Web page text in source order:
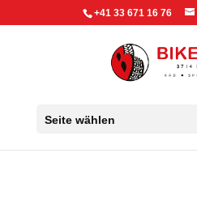
+41 33 671 16 76
Seite wählen